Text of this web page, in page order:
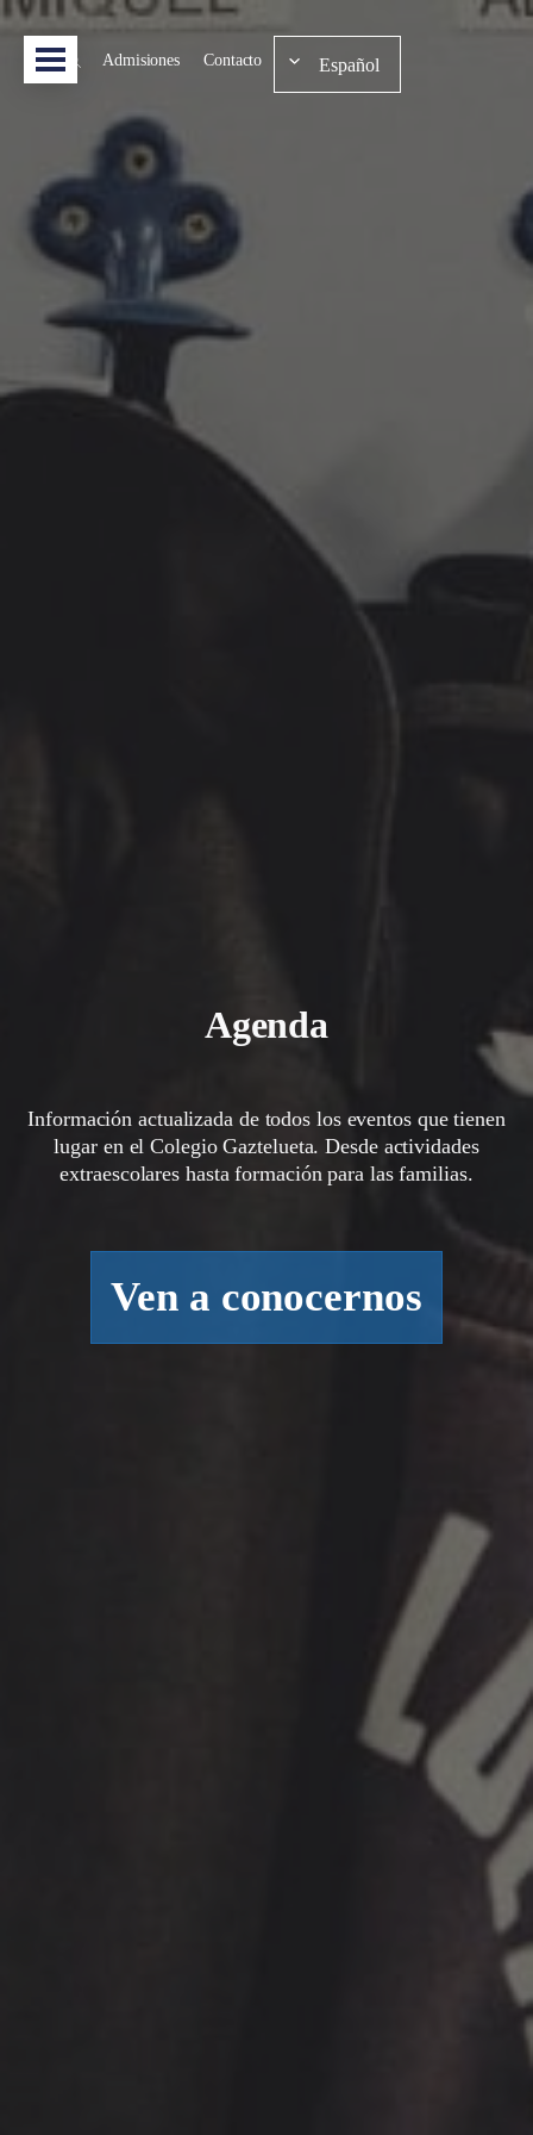
Admisiones Contacto Español
Agenda
Información actualizada de todos los eventos que tienen
lugar en el Colegio Gaztelueta. Desde actividades
extraescolares hasta formación para las familias.
Ven a conocernos